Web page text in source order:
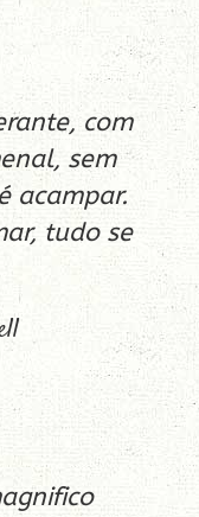
com
sem
acampar.
tudo se